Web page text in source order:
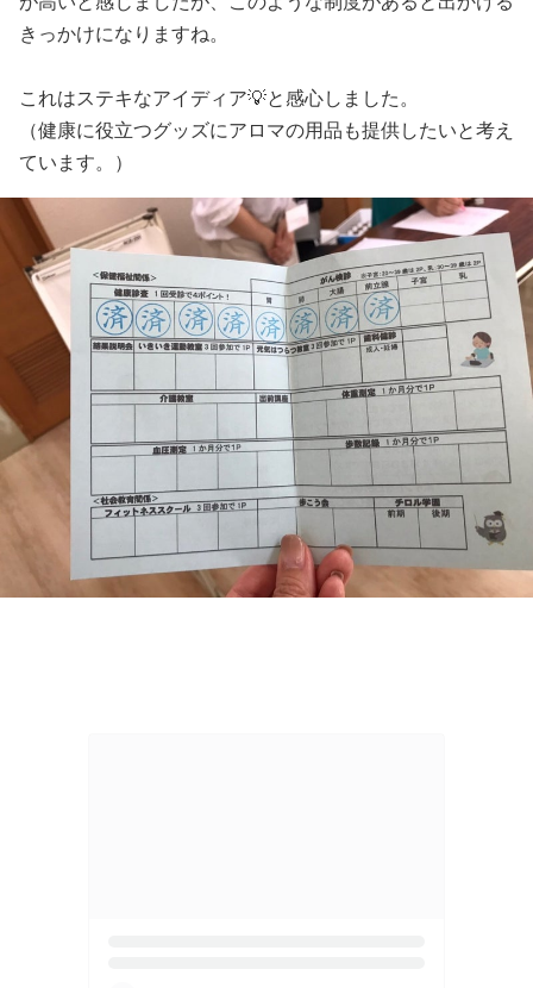
きっかけになりますね。
これはステキなアイディア💡と感心しました。
（健康に役立つグッズにアロマの用品も提供したいと考え
ています。）